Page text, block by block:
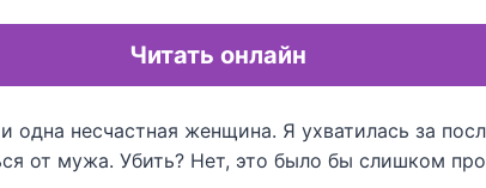
Читать онлайн
одна несчастная женщина. Я ухватилась за
от мужа. Убить? Нет, это было бы слишком